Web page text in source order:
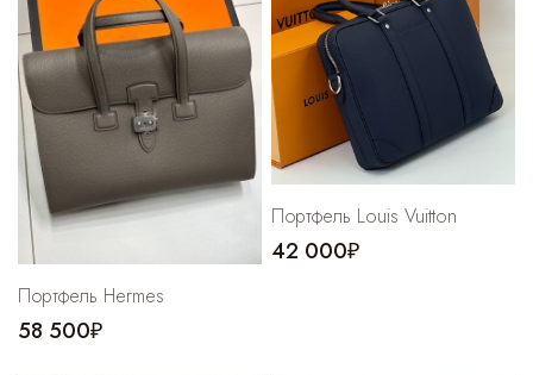
Портфель Hermes
58 500₽
Портфель Louis Vuitton
42 000₽